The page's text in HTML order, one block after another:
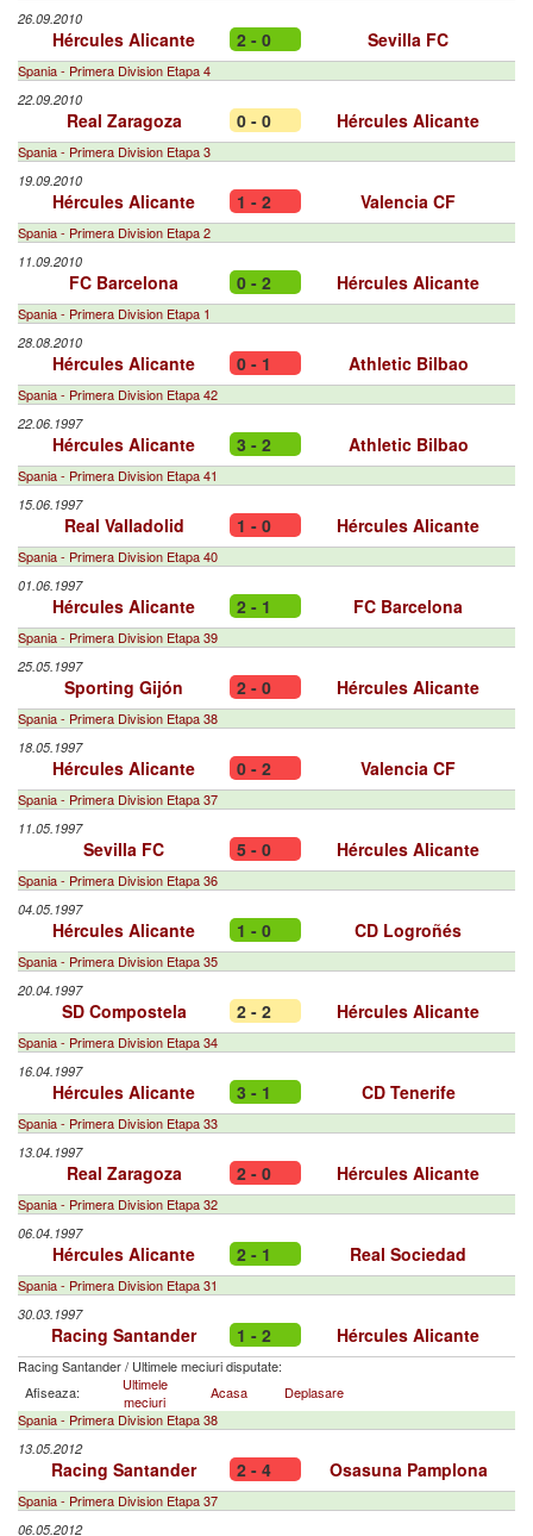
26.09.2010
Hércules Alicante 2 - 0 Sevilla FC
Spania - Primera Division Etapa 4
22.09.2010
Real Zaragoza 0 - 0 Hércules Alicante
Spania - Primera Division Etapa 3
19.09.2010
Hércules Alicante 1 - 2 Valencia CF
Spania - Primera Division Etapa 2
11.09.2010
FC Barcelona 0 - 2 Hércules Alicante
Spania - Primera Division Etapa 1
28.08.2010
Hércules Alicante 0 - 1 Athletic Bilbao
Spania - Primera Division Etapa 42
22.06.1997
Hércules Alicante 3 - 2 Athletic Bilbao
Spania - Primera Division Etapa 41
15.06.1997
Real Valladolid 1 - 0 Hércules Alicante
Spania - Primera Division Etapa 40
01.06.1997
Hércules Alicante 2 - 1 FC Barcelona
Spania - Primera Division Etapa 39
25.05.1997
Sporting Gijón 2 - 0 Hércules Alicante
Spania - Primera Division Etapa 38
18.05.1997
Hércules Alicante 0 - 2 Valencia CF
Spania - Primera Division Etapa 37
11.05.1997
Sevilla FC 5 - 0 Hércules Alicante
Spania - Primera Division Etapa 36
04.05.1997
Hércules Alicante 1 - 0 CD Logroñés
Spania - Primera Division Etapa 35
20.04.1997
SD Compostela 2 - 2 Hércules Alicante
Spania - Primera Division Etapa 34
16.04.1997
Hércules Alicante 3 - 1 CD Tenerife
Spania - Primera Division Etapa 33
13.04.1997
Real Zaragoza 2 - 0 Hércules Alicante
Spania - Primera Division Etapa 32
06.04.1997
Hércules Alicante 2 - 1 Real Sociedad
Spania - Primera Division Etapa 31
30.03.1997
Racing Santander 1 - 2 Hércules Alicante
Racing Santander/ Ultimele meciuri disputate:
Afiseaza:
Ultimele
meciuri
Acasa
Deplasare
Spania - Primera Division Etapa 38
13.05.2012
Racing Santander 2 - 4 Osasuna Pamplona
Spania - Primera Division Etapa 37
06.05.2012